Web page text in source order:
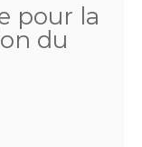
pour la
du